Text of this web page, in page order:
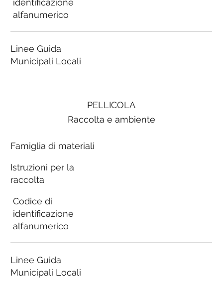
PELLICOLA
Raccolta e ambiente
Famiglia di materiali
Istruzioni per la
raccolta
Codice di
identificazione
alfanumerico
Linee Guida
Municipali Locali
alfanumerico
Linee Guida
Municipali Locali